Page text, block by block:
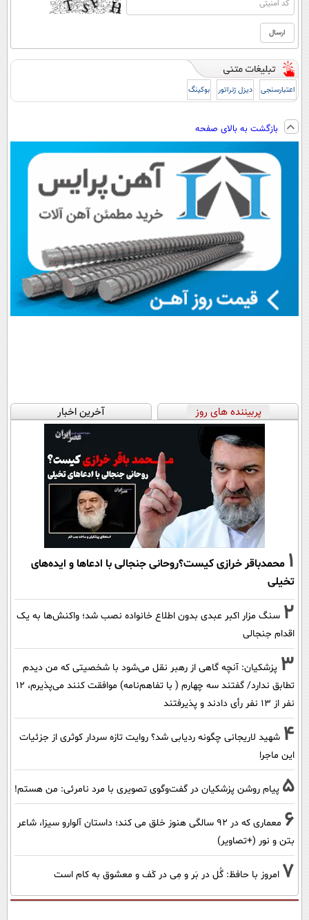
اعتبارسنجی دیزل ژنراتور بوکینگ
بازگشت به بالای صفحه
پربیننده های روز آخرین اخبار
1 محمدباقر خرازی کیست؟روحانی جنجالی با ادعاها و ایده‌های
تخیلی
2 سنگ مزار اکبر عبدی بدون اطلاع خانواده نصب شد؛ واکنش‌ها به یک
اقدام جنجالی
3 پزشکیان‌: آنچه گاهی از رهبر نقل می‌شود با شخصیتی که من دیدم
تطابق ندارد/ گفتند سه چهارم ( با تفاهم‌نامه) موافقت کنند می‌پذیرم، 12
نفر از 13 نفر رأی دادند و پذیرفتند
4 شهید لاریجانی چگونه ردیابی شد؟ روایت تازه سردار کوثری از جزئیات
این ماجرا
5 پیام روشن پزشکیان در گفت‌و‌گوی تصویری با مرد نامرئی: من هستم!
6
معماری که در 92 سالگی هنوز خلق می کند؛ داستان آلوارو سیزا، شاعر
بتن و نور (+تصاویر)
7 امروز با حافظ: گُل در بَر و مِی در کَف و معشوق به کام است